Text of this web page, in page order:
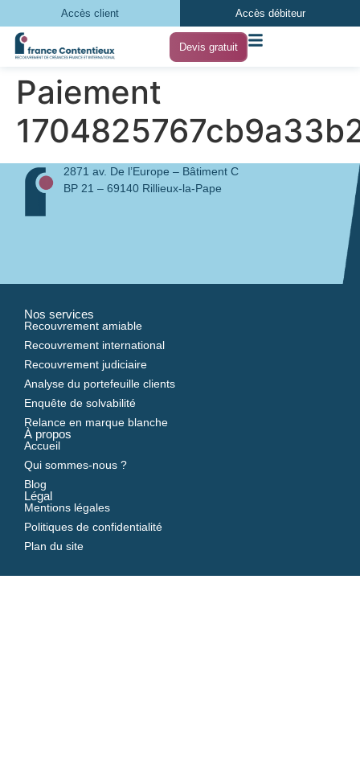
Accès client Accès débiteur
Devis gratuit
Paiement
2871 av. De l’Europe – Bâtiment C
BP 21 – 69140 Rillieux-la-Pape
Nos services
Recouvrement amiable
Recouvrement international
Recouvrement judiciaire
Analyse du portefeuille clients
Enquête de solvabilité
Relance en marque blanche
À propos
Accueil
Qui sommes-nous ?
Blog
Légal
Mentions légales
Politiques de confidentialité
Plan du site